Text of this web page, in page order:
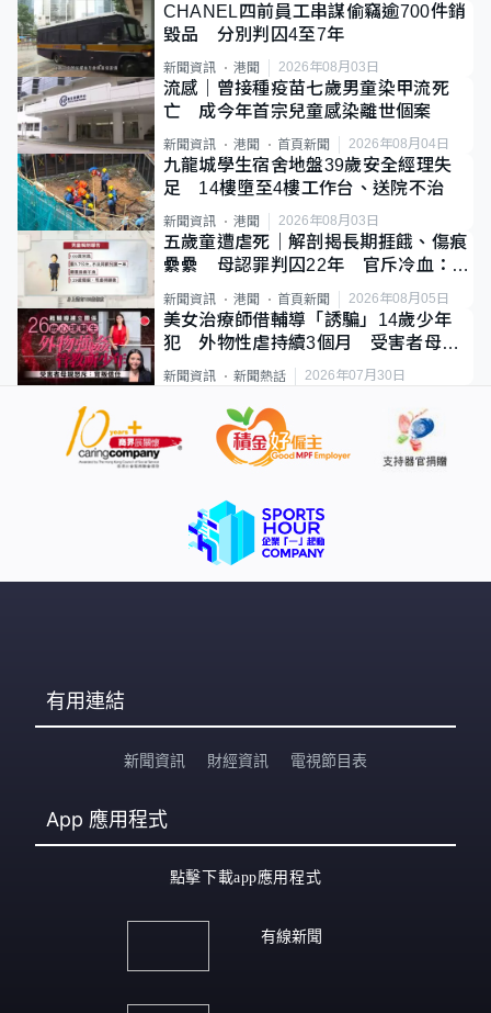
CHANEL四前員工串謀偷竊逾700件銷
毀品 分別判囚4至7年
新聞資訊 港聞 2026年08月03日
流感｜曾接種疫苗七歲男童染甲流死
亡 成今年首宗兒童感染離世個案
新聞資訊 港聞 首頁新聞 2026年08月04日
九龍城學生宿舍地盤39歲安全經理失
足 14樓墮至4樓工作台、送院不治
新聞資訊 港聞 2026年08月03日
五歲童遭虐死｜解剖揭長期捱餓、傷痕
纍纍 母認罪判囚22年 官斥冷血：同
類案最惡劣
新聞資訊 港聞 首頁新聞 2026年08月05日
美女治療師借輔導「誘騙」14歲少年
犯 外物性虐持續3個月 受害者母：
要保護其他人
新聞資訊 新聞熱話 2026年07月30日
有用連結
新聞資訊 財經資訊 電視節目表
App 應用程式
點擊下載app應用程式
有線新聞